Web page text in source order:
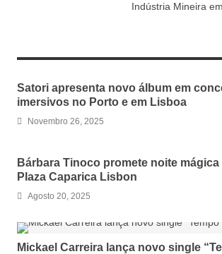
Indústria Mineira
Satori apresenta novo álbum em
imersivos no Porto e em Lisboa
Novembro 26, 2025
Bárbara Tinoco promete noite
Plaza Caparica Lisbon
Agosto 20, 2025
Mickael Carreira lança novo single